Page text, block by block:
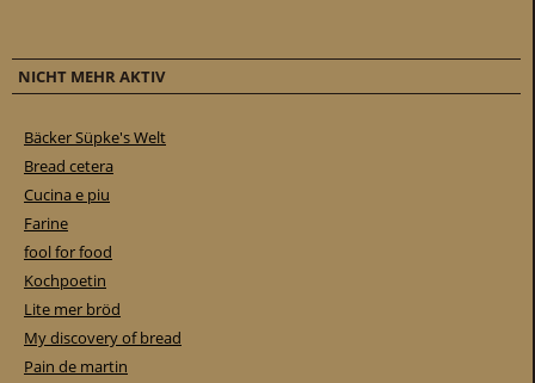
NICHT MEHR AKTIV
Bäcker Süpke's Welt
Bread cetera
Cucina e piu
Farine
fool for food
Kochpoetin
Lite mer bröd
My discovery of bread
Pain de martin